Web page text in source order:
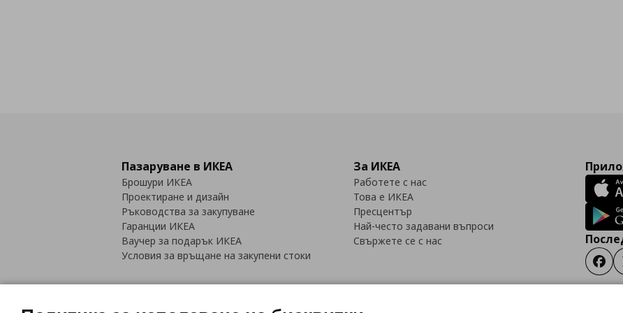
Пазаруване в ИКЕА
Брошури ИКЕА
Проектиране и дизайн
Ръководства за закупуване
Гаранции ИКЕА
Ваучер за подарък ИКЕА
Условия за връщане на закупени стоки
За ИКЕА
Работете с нас
Това е ИКЕА
Пресцентър
Най-често задавани въпроси
Свържете се с нас